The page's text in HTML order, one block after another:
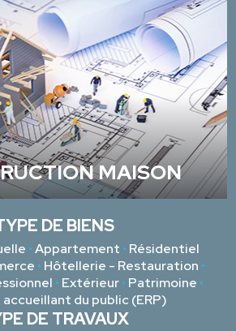
MAISON
DE BIENS
•Appartement • Résidentiel
• Hôtellerie - Restauration •
• Extérieur• Patrimoine •
du public (ERP)
DE TRAVAUX